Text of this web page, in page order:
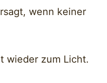
wenn keiner
wieder zum Licht.